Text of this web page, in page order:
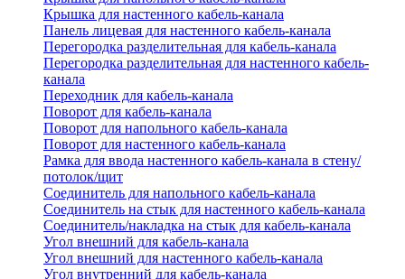
Крышка для настенного кабель-канала
Панель лицевая для настенного кабель-канала
Перегородка разделительная для кабель-канала
Перегородка разделительная для настенного кабель-
канала
Переходник для кабель-канала
Поворот для кабель-канала
Поворот для напольного кабель-канала
Поворот для настенного кабель-канала
Рамка для ввода настенного кабель-канала в стену/
потолок/щит
Соединитель для напольного кабель-канала
Соединитель на стык для настенного кабель-канала
Соединитель/накладка на стык для кабель-канала
Угол внешний для кабель-канала
Угол внешний для настенного кабель-канала
Угол внутренний для кабель-канала